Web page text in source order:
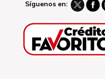
Síguenos en: